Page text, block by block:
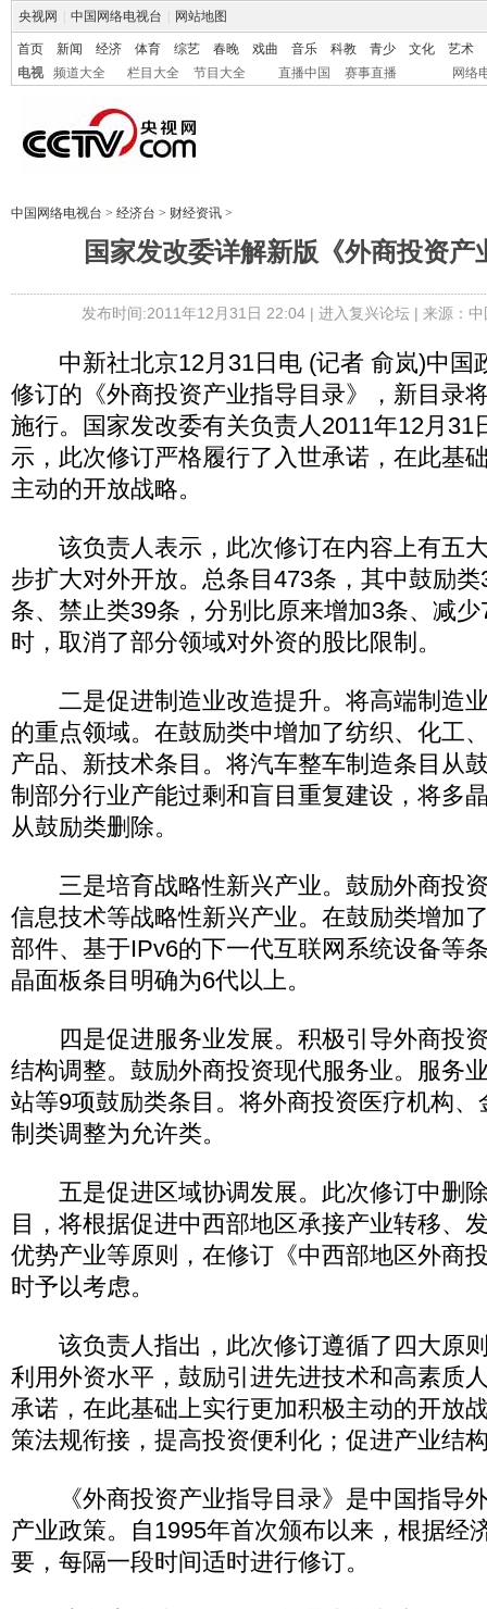
央视网 中国网络电视台 网站地图
首页 新闻 经济 体育 综艺 春晚 戏曲 音乐 科教 青少 文化
艺术
电视
频道大全 栏目大全 节目大全 直播中国 赛事直播 网络
中国网络电视台 > 经济台 > 财经资讯 >
国家发改委详解新版《外商投资产
发布时间:2011年12月31日 22:04 | 进入复兴论坛| 来源：
中新社北京12月31日电 (记者 俞岚)中国
修订的《外商投资产业指导目录》，新目录
施行。国家发改委有关负责人2011年12月31
示，此次修订严格履行了入世承诺，在此基
主动的开放战略。
该负责人表示，此次修订在内容上有五
步扩大对外开放。总条目473条，其中鼓励
条、禁止类39条，分别比原来增加3条、减
时，取消了部分领域对外资的股比限制。
二是促进制造业改造提升。将高端制造
的重点领域。在鼓励类中增加了纺织、化工
产品、新技术条目。将汽车整车制造条目从
制部分行业产能过剩和盲目重复建设，将多
从鼓励类删除。
三是培育战略性新兴产业。鼓励外商投
信息技术等战略性新兴产业。在鼓励类增加
部件、基于IPv6的下一代互联网系统设备等
晶面板条目明确为6代以上。
四是促进服务业发展。积极引导外商投
结构调整。鼓励外商投资现代服务业。服务
站等9项鼓励类条目。将外商投资医疗机构
制类调整为允许类。
五是促进区域协调发展。此次修订中删
目，将根据促进中西部地区承接产业转移、
优势产业等原则，在修订《中西部地区外商
时予以考虑。
该负责人指出，此次修订遵循了四大原
利用外资水平，鼓励引进先进技术和高素质
承诺，在此基础上实行更加积极主动的开放
策法规衔接，提高投资便利化；促进产业结
《外商投资产业指导目录》是中国指导
产业政策。自1995年首次颁布以来，根据经
要，每隔一段时间适时进行修订。